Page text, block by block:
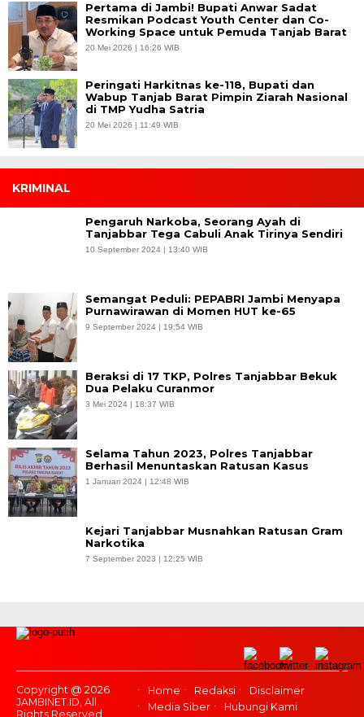
Pertama di Jambi! Bupati Anwar Sadat
Resmikan Podcast Youth Center dan Co-
Working Space untuk Pemuda Tanjab Barat
20 Mei 2026 | 16:26 WIB
Peringati Harkitnas ke-118, Bupati dan
Wabup Tanjab Barat Pimpin Ziarah Nasional
di TMP Yudha Satria
20 Mei 2026 | 11:49 WIB
KRIMINAL
Pengaruh Narkoba, Seorang Ayah di
Tanjabbar Tega Cabuli Anak Tirinya Sendiri
10 September 2024 | 13:40 WIB
Semangat Peduli: PEPABRI Jambi Menyapa
Purnawirawan di Momen HUT ke-65
9 September 2024 | 19:54 WIB
Beraksi di 17 TKP, Polres Tanjabbar Bekuk
Dua Pelaku Curanmor
3 Mei 2024 | 18:37 WIB
Selama Tahun 2023, Polres Tanjabbar
Berhasil Menuntaskan Ratusan Kasus
1 Januari 2024 | 12:48 WIB
Kejari Tanjabbar Musnahkan Ratusan Gram
Narkotika
7 September 2023 | 12:25 WIB
Copyright @ 2026
JAMBINET.ID, All
Rights Reserved
Home Redaksi
Disclaimer
Media Siber
Hubungi Kami